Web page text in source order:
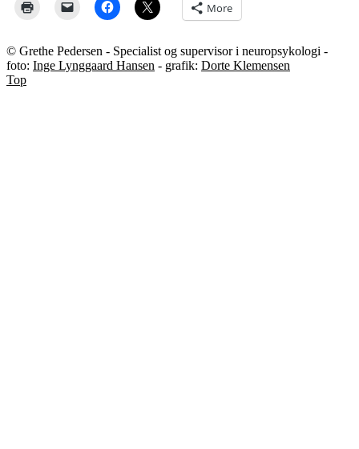
More
© Grethe Pedersen - Specialist og supervisor i neuropsykologi -
foto: Inge Lynggaard Hansen - grafik: Dorte Klemensen
Top